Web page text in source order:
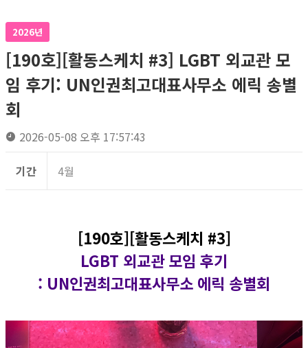
2026년
[190호][활동스케치 #3] LGBT 외교관 모
임 후기: UN인권최고대표사무소 에릭 송별
회
2026-05-08 오후 17:57:43
기간 4월
[190호][활동스케치 #3]
LGBT 외교관 모임 후기
: UN인권최고대표사무소 에릭 송별회